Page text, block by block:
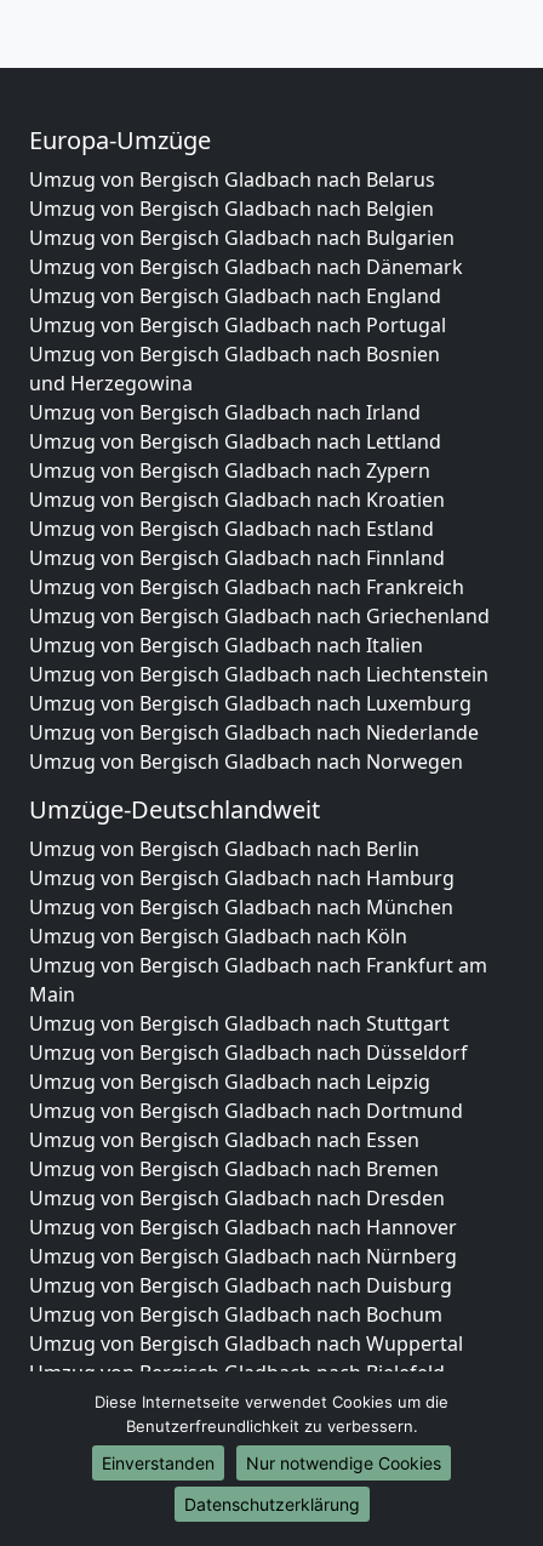
Europa-Umzüge
Umzug von Bergisch Gladbach nach Belarus
Umzug von Bergisch Gladbach nach Belgien
Umzug von Bergisch Gladbach nach Bulgarien
Umzug von Bergisch Gladbach nach Dänemark
Umzug von Bergisch Gladbach nach England
Umzug von Bergisch Gladbach nach Portugal
Umzug von Bergisch Gladbach nach Bosnien
und Herzegowina
Umzug von Bergisch Gladbach nach Irland
Umzug von Bergisch Gladbach nach Lettland
Umzug von Bergisch Gladbach nach Zypern
Umzug von Bergisch Gladbach nach Kroatien
Umzug von Bergisch Gladbach nach Estland
Umzug von Bergisch Gladbach nach Finnland
Umzug von Bergisch Gladbach nach Frankreich
Umzug von Bergisch Gladbach nach Griechenland
Umzug von Bergisch Gladbach nach Italien
Umzug von Bergisch Gladbach nach Liechtenstein
Umzug von Bergisch Gladbach nach Luxemburg
Umzug von Bergisch Gladbach nach Niederlande
Umzug von Bergisch Gladbach nach Norwegen
Umzüge-Deutschlandweit
Umzug von Bergisch Gladbach nach Berlin
Umzug von Bergisch Gladbach nach Hamburg
Umzug von Bergisch Gladbach nach München
Umzug von Bergisch Gladbach nach Köln
Umzug von Bergisch Gladbach nach Frankfurt am
Main
Umzug von Bergisch Gladbach nach Stuttgart
Umzug von Bergisch Gladbach nach Düsseldorf
Umzug von Bergisch Gladbach nach Leipzig
Umzug von Bergisch Gladbach nach Dortmund
Umzug von Bergisch Gladbach nach Essen
Umzug von Bergisch Gladbach nach Bremen
Umzug von Bergisch Gladbach nach Dresden
Umzug von Bergisch Gladbach nach Hannover
Umzug von Bergisch Gladbach nach Nürnberg
Umzug von Bergisch Gladbach nach Duisburg
Umzug von Bergisch Gladbach nach Bochum
Umzug von Bergisch Gladbach nach Wuppertal
Umzug von Bergisch Gladbach nach Bielefeld
Umzug von Bergisch Gladbach nach Bonn
Umzug von Bergisch Gladbach nach Münster
Internationale-Umzüge
Umzug von Bergisch Gladbach nach Brasilien
Diese Internetseite verwendet Cookies um die
Benutzerfreundlichkeit zu verbessern.
Einverstanden
Nur notwendige Cookies
Datenschutzerklärung